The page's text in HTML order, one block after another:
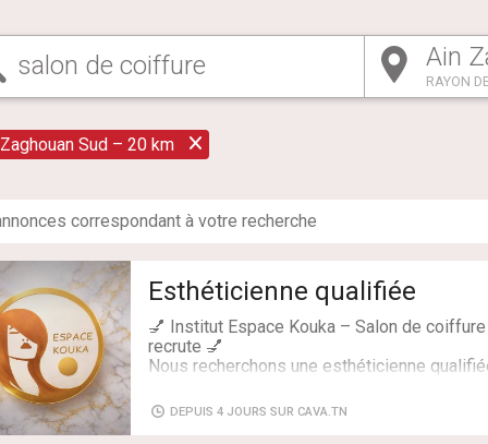
RAYON
Sud – 20 km
s correspondant à votre recherche
Esthéticienne qualifiée
💅 Institut Espace Kouka – Salon de
recrute 💅
Nous recherchons une esthéticienne
🔸 Expérience obligatoire🔸 Faux ongles
classique & semi-permanent🔸 Soins
DEPUIS 4 JOURS SUR CAVA.TN